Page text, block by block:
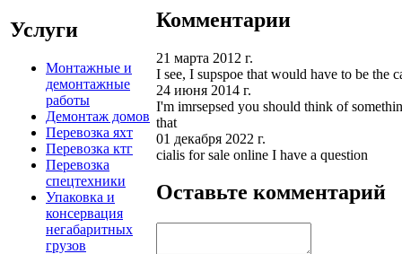
Услуги
Монтажные и
демонтажные
работы
Демонтаж домов
Перевозка яхт
Перевозка ктг
Перевозка
спецтехники
Упаковка и
консервация
негабаритных
грузов
Комментарии
21 марта 2012 г.
I see, I supspoe that would have to be the
24 июня 2014 г.
I'm imrsepsed you should think of
that
01 декабря 2022 г.
cialis for sale online I have a question
Оставьте комментарий